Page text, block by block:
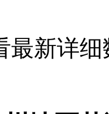
最新详细